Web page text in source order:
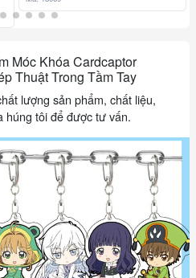
Móc Khóa Cardcaptor
Thuật Trong Tầm Tay
lượng sản phẩm, chất liệu,
húng tôi để được tư vấn.